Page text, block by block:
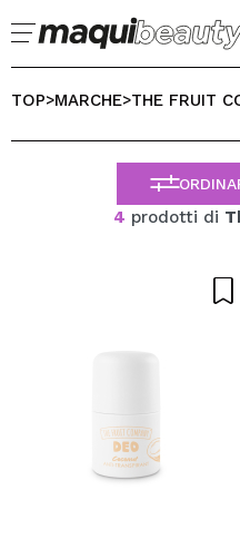
BENVENUTO!
Non ho un account qui
SELEZIONA
TOP>MARCHE>THE FRUIT
4 prodotti di